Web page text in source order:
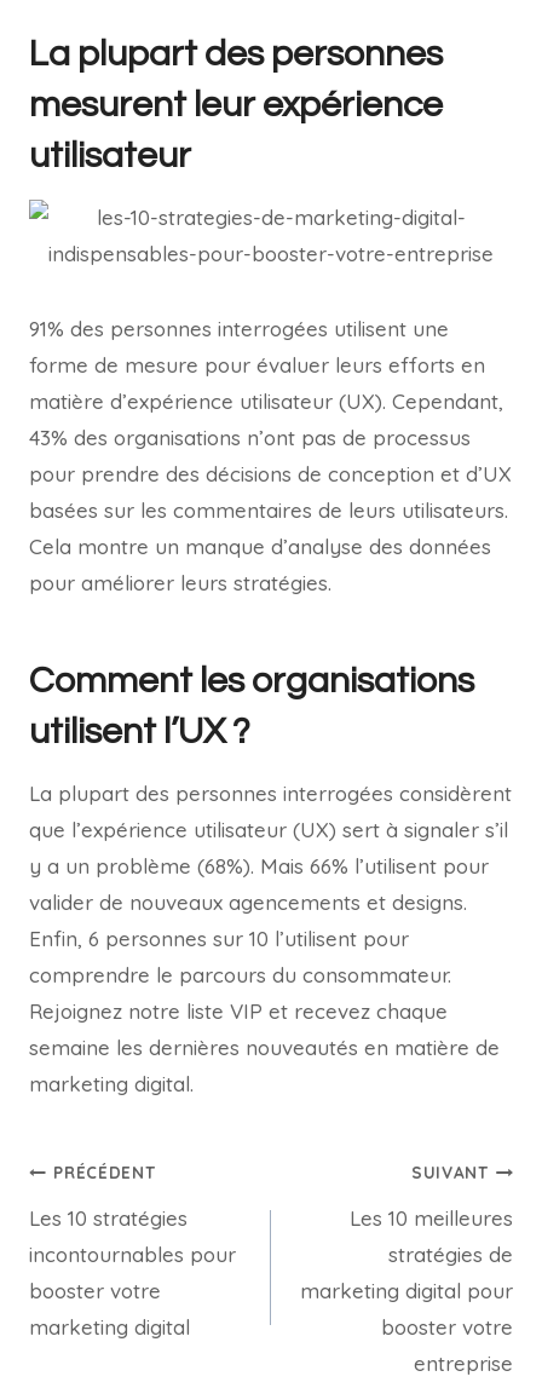
La plupart des personnes
mesurent leur expérience
utilisateur
91% des personnes interrogées utilisent une
forme de mesure pour évaluer leurs efforts en
matière d’expérience utilisateur (UX). Cependant,
43% des organisations n’ont pas de processus
pour prendre des décisions de conception et d’UX
basées sur les commentaires de leurs utilisateurs.
Cela montre un manque d’analyse des données
pour améliorer leurs stratégies.
Comment les organisations
utilisent l’UX ?
La plupart des personnes interrogées considèrent
que l’expérience utilisateur (UX) sert à signaler s’il
y a un problème (68%). Mais 66% l’utilisent pour
valider de nouveaux agencements et designs.
Enfin, 6 personnes sur 10 l’utilisent pour
comprendre le parcours du consommateur.
Rejoignez notre liste VIP et recevez chaque
semaine les dernières nouveautés en matière de
marketing digital.
PRÉCÉDENT
Les 10 stratégies
incontournables pour
booster votre
marketing digital
SUIVANT
Les 10 meilleures
stratégies de
marketing digital pour
booster votre
entreprise